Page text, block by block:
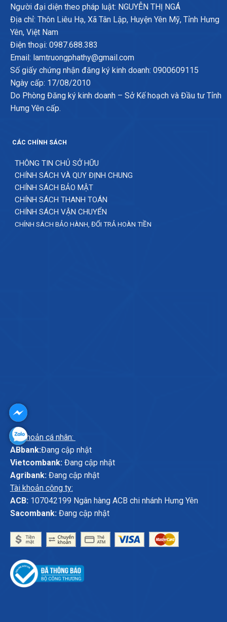
Người đại diện theo pháp luật: NGUYỄN THỊ NGÁ
Địa chỉ: Thôn Liêu Hạ, Xã Tân Lập, Huyện Yên Mỹ, Tỉnh Hưng
Yên, Việt Nam
Điện thoại: 0987.688.383
Email: lamtruongphathy@gmail.com
Số giấy chứng nhận đăng ký kinh doanh: 0900609115
Ngày cấp: 17/08/2010
Do Phòng Đăng ký kinh doanh – Sở Kế hoạch và Đầu tư Tỉnh
Hưng Yên cấp.
CÁC CHÍNH SÁCH
THÔNG TIN CHỦ SỞ HỮU
CHÍNH SÁCH VÀ QUY ĐỊNH CHUNG
CHÍNH SÁCH BẢO MẬT
CHÍNH SÁCH THANH TOÁN
CHÍNH SÁCH VẬN CHUYỂN
CHÍNH SÁCH BẢO HÀNH, ĐỔI TRẢ HOÀN TIỀN
Tài khoản cá nhân:
ABbank:Đang cập nhật
Vietcombank:Đang cập nhật
Agribank:Đang cập nhật
Tài khoản công ty:
ACB:107042199 Ngân hàng ACB chi nhánh Hưng Yên
Sacombank:Đang cập nhật